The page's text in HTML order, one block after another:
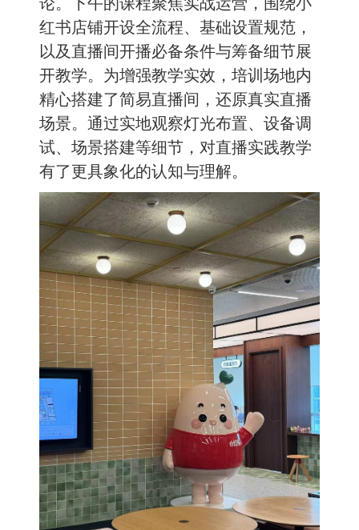
红书店铺开设全流程、基础设置规范，
以及直播间开播必备条件与筹备细节展
开教学。为增强教学实效，培训场地内
精心搭建了简易直播间，还原真实直播
场景。通过实地观察灯光布置、设备调
试、场景搭建等细节，对直播实践教学
有了更具象化的认知与理解。